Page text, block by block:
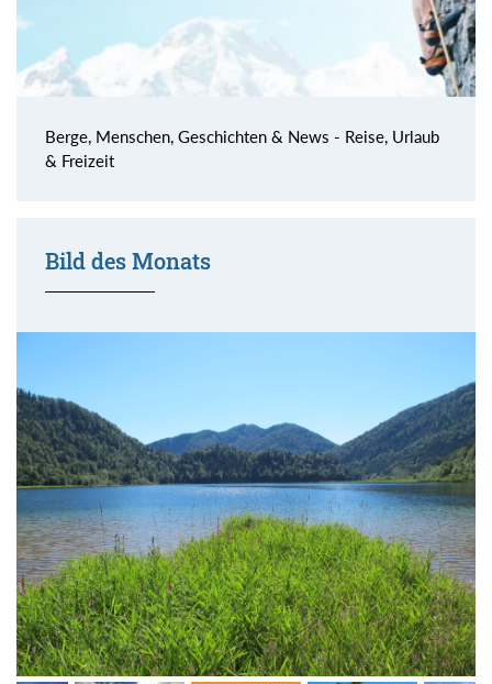
Berge, Menschen, Geschichten & News - Reise, Urlaub
& Freizeit
Bild des Monats